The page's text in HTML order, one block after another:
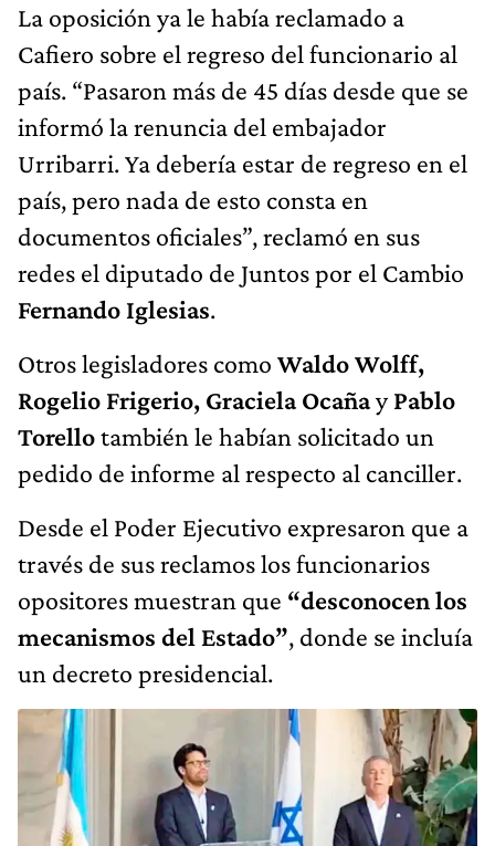
La oposición ya le había reclamado a
Cafiero sobre el regreso del funcionario al
país. “Pasaron más de 45 días desde que se
informó la renuncia del embajador
Urribarri. Ya debería estar de regreso en el
país, pero nada de esto consta en
documentos oficiales”, reclamó en sus
redes el diputado de Juntos por el Cambio
Fernando Iglesias.
Otros legisladores como Waldo Wolff,
Rogelio Frigerio, Graciela OcañayPablo
Torellotambién le habían solicitado un
pedido de informe al respecto al canciller.
Desde el Poder Ejecutivo expresaron que a
través de sus reclamos los funcionarios
opositores muestran que “desconocen los
mecanismos del Estado”, donde se incluía
un decreto presidencial.